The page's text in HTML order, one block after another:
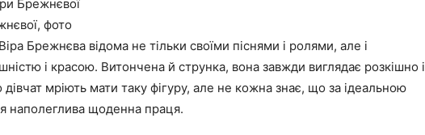
Брежнєвої
фото
Брежнєва відома не тільки своїми піснями і ролями, але і
і красою. Витончена й струнка, вона завжди виглядає розкішно і
мріють мати таку фігуру, але не кожна знає, що за ідеальною
наполеглива щоденна праця.